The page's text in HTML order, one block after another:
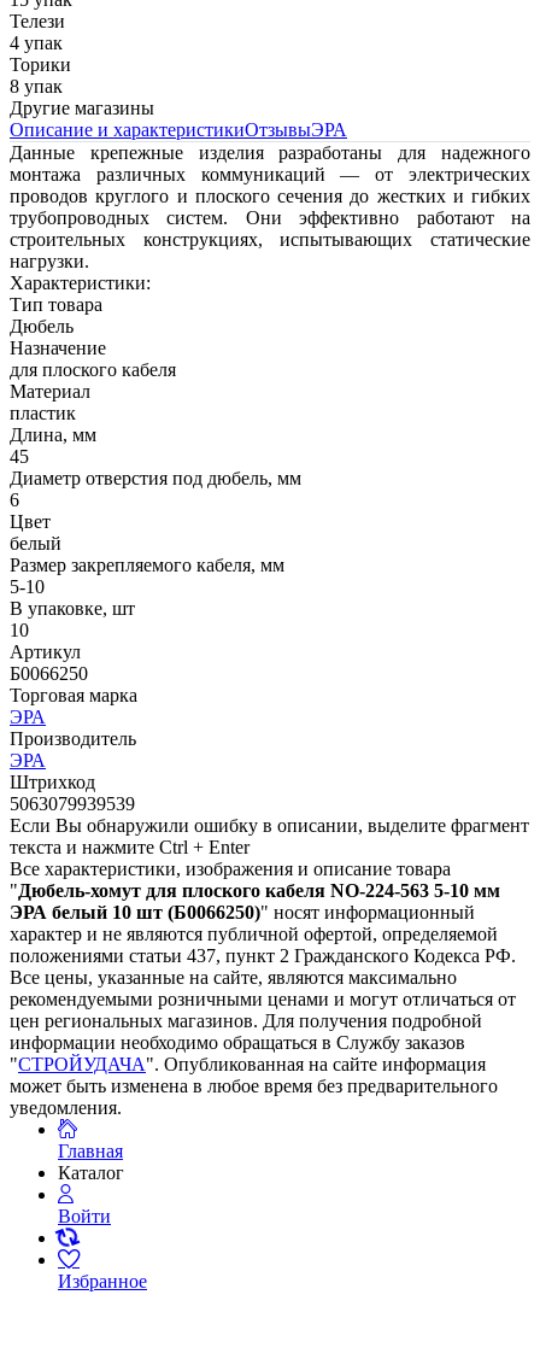
Телези
4 упак
Торики
8 упак
Другие магазины
Описание и характеристикиОтзывыЭРА
Данные крепежные изделия разработаны для надежного
монтажа различных коммуникаций — от электрических
проводов круглого и плоского сечения до жестких и гибких
трубопроводных систем. Они эффективно работают на
строительных конструкциях, испытывающих статические
нагрузки.
Характеристики:
Тип товара
Дюбель
Назначение
для плоского кабеля
Материал
пластик
Длина, мм
45
Диаметр отверстия под дюбель, мм
6
Цвет
белый
Размер закрепляемого кабеля, мм
5-10
В упаковке, шт
10
Артикул
Б0066250
Торговая марка
ЭРА
Производитель
ЭРА
Штрихкод
5063079939539
Если Вы обнаружили ошибку в описании, выделите фрагмент
текста и нажмите Ctrl + Enter
Все характеристики, изображения и описание товара
"Дюбель-хомут для плоского кабеля NO-224-563 5-10 мм
ЭРА белый 10 шт (Б0066250)" носят информационный
характер и не являются публичной офертой, определяемой
положениями статьи 437, пункт 2 Гражданского Кодекса РФ.
Все цены, указанные на сайте, являются максимально
рекомендуемыми розничными ценами и могут отличаться от
цен региональных магазинов. Для получения подробной
информации необходимо обращаться в Службу заказов
"СТРОЙУДАЧА". Опубликованная на сайте информация
может быть изменена в любое время без предварительного
уведомления.
Главная
Каталог
Войти
Избранное